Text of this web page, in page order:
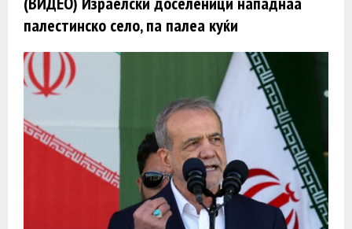
палестинско село, па палеа куќи